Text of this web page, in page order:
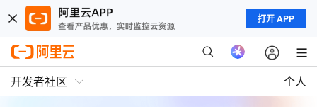
打开 APP
开发者社区 个人